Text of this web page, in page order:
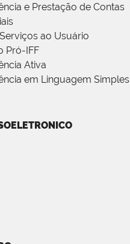
e Prestação de Contas
ao Usuário
Pró-IFF
Ativa
em Linguagem Simples